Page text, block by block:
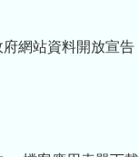
府網站資料開放宣告